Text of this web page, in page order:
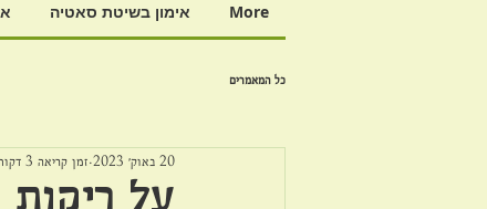
אימון בשיטת סאטיה More
כל המאמרים
20 באוק׳ 2023 זמן קריאה 3 דקות